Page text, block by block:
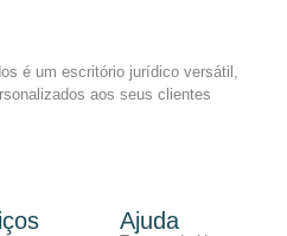
é um escritório jurídico versátil,
aos seus clientes
Ajuda